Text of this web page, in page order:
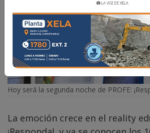
Hoy será la segunda noche de PROFE:
La emoción crece en el reality